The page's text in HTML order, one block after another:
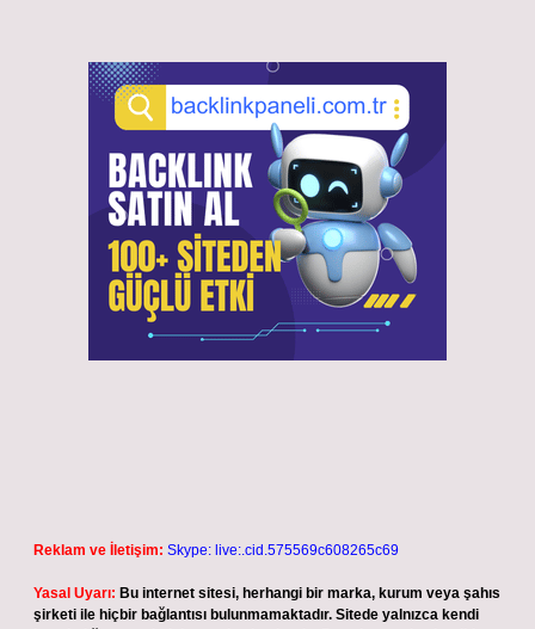
Reklam ve İletişim: Skype: live:.cid.575569c608265c69
Yasal Uyarı: Bu internet sitesi, herhangi bir marka, kurum veya şahıs
şirketi ile hiçbir bağlantısı bulunmamaktadır. Sitede yalnızca kendi